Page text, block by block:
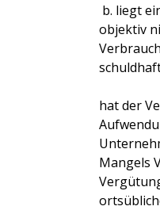
b. liegt
objektiv
hat der
Mangels